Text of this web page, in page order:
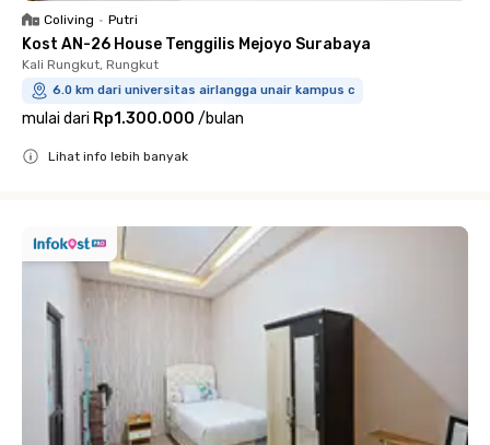
Coliving • Putri
Kost AN-26 House Tenggilis Mejoyo Surabaya
Kali Rungkut, Rungkut
6.0 km dari universitas airlangga unair kampus c
mulai dari Rp1.300.000 /bulan
Lihat info lebih banyak